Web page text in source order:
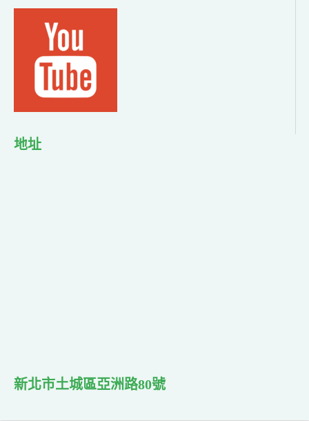
地址
新北市土城區亞洲路80號